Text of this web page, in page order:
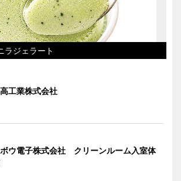
ラジェラート
工業株式会社
ウ電子株式会社 クリーンルーム入室体